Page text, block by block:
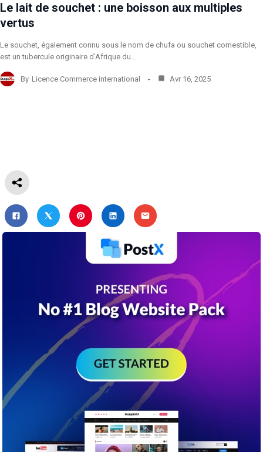
Le lait de souchet : une boisson aux multiples
vertus
Le souchet, également connu sous le nom de chufa ou souchet comestible,
est un tubercule originaire d’Afrique du…
By Licence Commerce international Avr 16, 2025